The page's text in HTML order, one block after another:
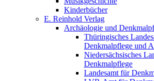
Kinderbücher
E. Reinhold Verlag
Archäologie und
Thüringisches
Denkmalpflege und
Niedersächsisches
Denkmalpflege
Landesamt für